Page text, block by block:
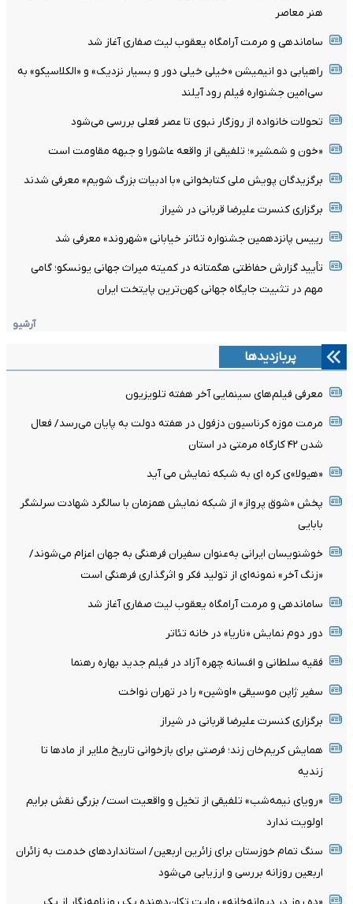
هنر معاصر
ساماندهی و مرمت آرامگاه یعقوب لیث صفاری آغاز شد
راهیابی دو انیمیشن «خیلی خیلی دور و بسیار نزدیک» و «الکلاسیکو» به
سی‌امین جشنواره فیلم رود آیلند
تحولات خانواده از روزگار نبوی تا عصر فعلی بررسی می‌شود
«خون و شمشیر»؛ تلفیقی از واقعه عاشورا و جبهه مقاومت است
برگزیدگان پویش ملی کتابخوانی «با ادبیات بزرگ شویم» معرفی شدند
برگزاری کنسرت علیرضا قربانی در شیراز
رییس پانزدهمین جشنواره تئاتر خیابانی «شهروند» معرفی شد
تأیید گزارش حفاظتی هگمتانه در کمیته میراث جهانی یونسکو؛ گامی
مهم در تثبیت جایگاه جهانی کهن‌ترین پایتخت ایران
آرشیو
پربازدیدها
معرفی فیلم‌های سینمایی آخر هفته تلویزیون
مرمت موزه کرناسیون دزفول در هفته دولت به پایان می‌رسد/ فعال
شدن ۴۲ کارگاه مرمتی در استان
«هیولا»ی کره ای به شبکه نمایش می آید
پخش «شوق پرواز» از شبکه نمایش همزمان با سالگرد شهادت سرلشگر
بابایی
خوشنویسان ایرانی به‌عنوان سفیران فرهنگی به جهان اعزام می‌شوند/
«زنگ آخر» نمونه‌ای از تولید فکر و اثرگذاری فرهنگی است
ساماندهی و مرمت آرامگاه یعقوب لیث صفاری آغاز شد
دور دوم نمایش «ناریا» در خانه تئاتر
فقیه سلطانی و افسانه چهره آزاد در فیلم جدید بهاره رهنما
سفیر ژاپن موسیقی «اوشین» را در تهران نواخت
برگزاری کنسرت علیرضا قربانی در شیراز
همایش کریم‌خان زند؛ فرصتی برای بازخوانی تاریخ ملایر از مادها تا
زندیه
«رویای نیمه‌شب» تلفیقی از تخیل و واقعیت است/ بزرگی نقش برایم
اولویت ندارد
سنگ تمام خوزستان برای زائرین اربعین/ استانداردهای خدمت به زائران
اربعین روزانه بررسی و ارزیابی می‌شود